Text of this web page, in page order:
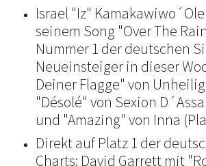
Israel "Iz"
seinem Song "Over The
Nummer 1 der deutschen
Neueinsteiger in dieser
Deiner Flagge" von
"Désolé" von Sexion
und "Amazing" von Inna
Direkt auf Platz 1 der
Charts: David Garrett mit